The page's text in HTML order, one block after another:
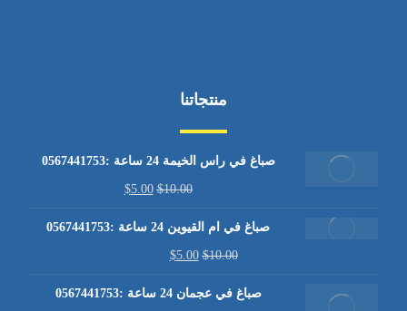
منتجاتنا
صباغ في راس الخيمة 24 ساعة :0567441753
$10.00
$5.00
صباغ في ام القيوين 24 ساعة :0567441753
$10.00
$5.00
صباغ في عجمان 24 ساعة :0567441753